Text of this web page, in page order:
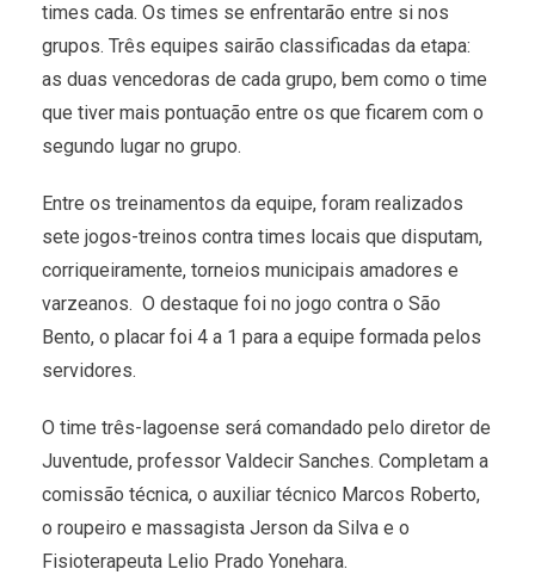
times cada. Os times se enfrentarão entre si nos
grupos. Três equipes sairão classificadas da etapa:
as duas vencedoras de cada grupo, bem como o time
que tiver mais pontuação entre os que ficarem com o
segundo lugar no grupo.
Entre os treinamentos da equipe, foram realizados
sete jogos-treinos contra times locais que disputam,
corriqueiramente, torneios municipais amadores e
varzeanos. O destaque foi no jogo contra o São
Bento, o placar foi 4 a 1 para a equipe formada pelos
servidores.
O time três-lagoense será comandado pelo diretor de
Juventude, professor Valdecir Sanches. Completam a
comissão técnica, o auxiliar técnico Marcos Roberto,
o roupeiro e massagista Jerson da Silva e o
Fisioterapeuta Lelio Prado Yonehara.